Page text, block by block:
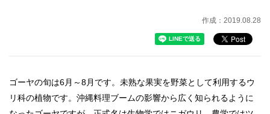
作成：2019.08.28
ゴーヤの旬は6月～8月です。未熟な果実を野菜として利用するウ
リ科の植物です。沖縄料理ブームの影響から広く知られるように